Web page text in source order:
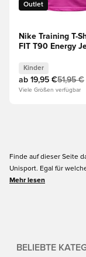
Outlet
Nike Training T-
FIT T90 Energy
Kinder
ab 19,95 €51,95 €
Viele Größen verfügbar
Finde auf dieser Seite
Unisport. Egal für
Shirts für Kinder für
Mehr lesen
BELIEBTE